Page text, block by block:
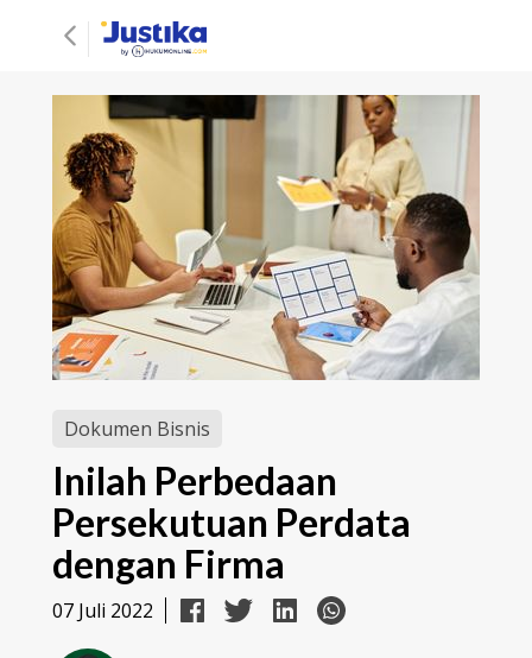
Dokumen Bisnis
Inilah Perbedaan
Persekutuan Perdata
dengan Firma
07 Juli 2022